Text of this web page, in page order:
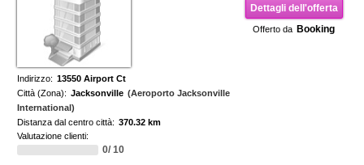
Dettagli dell'offerta
Offerto da Booking
Indirizzo: 13550 Airport Ct
Città (Zona): Jacksonville (Aeroporto Jacksonville
International)
Distanza dal centro città: 370.32 km
Valutazione clienti:
0/ 10